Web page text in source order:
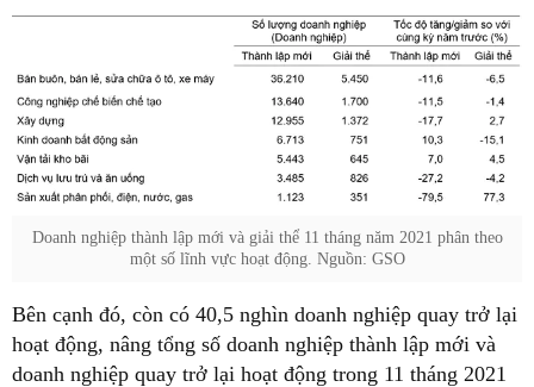
Doanh nghiệp thành lập mới và giải thể 11 tháng năm 2021 phân theo
một số lĩnh vực hoạt động. Nguồn: GSO
Bên cạnh đó, còn có 40,5 nghìn doanh nghiệp quay trở lại
hoạt động, nâng tổng số doanh nghiệp thành lập mới và
doanh nghiệp quay trở lại hoạt động trong 11 tháng 2021